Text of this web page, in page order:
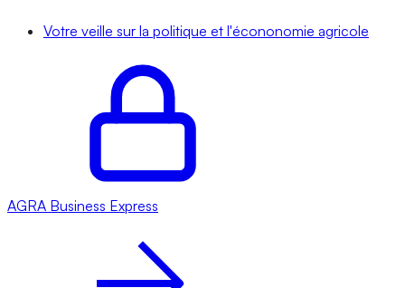
Votre veille sur la politique et l'écononomie agricole
AGRA Business Express